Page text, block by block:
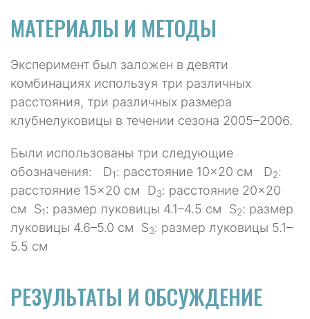
МАТЕРИАЛЫ И МЕТОДЫ
Эксперимент был заложен в девяти
комбинациях используя три различных
расстояния, три различных размера
клубнелуковицы в течении сезона 2005–2006.
Были использованы три следующие
обозначения: D1: расстояние 10×20 см D2:
расстояние 15×20 см D3: расстояние 20×20
см S1: размер луковицы 4.1–4.5 см S2: размер
луковицы 4.6–5.0 см S3: размер луковицы 5.1–
5.5 см
РЕЗУЛЬТАТЫ И ОБСУЖДЕНИЕ